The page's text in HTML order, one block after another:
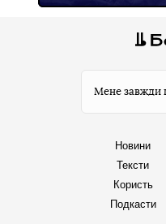
Мене завжди
Новини
Тексти
Користь
Подкасти